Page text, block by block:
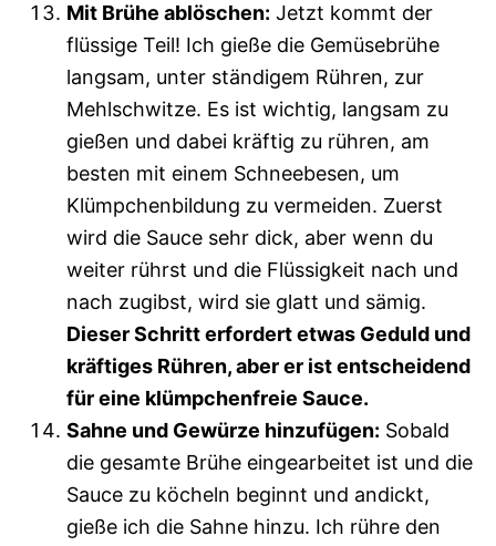
Mit Brühe ablöschen: Jetzt kommt der
flüssige Teil! Ich gieße die Gemüsebrühe
langsam, unter ständigem Rühren, zur
Mehlschwitze. Es ist wichtig, langsam zu
gießen und dabei kräftig zu rühren, am
besten mit einem Schneebesen, um
Klümpchenbildung zu vermeiden. Zuerst
wird die Sauce sehr dick, aber wenn du
weiter rührst und die Flüssigkeit nach und
nach zugibst, wird sie glatt und sämig.
Dieser Schritt erfordert etwas Geduld und
kräftiges Rühren, aber er ist entscheidend
für eine klümpchenfreie Sauce.
Sahne und Gewürze hinzufügen: Sobald
die gesamte Brühe eingearbeitet ist und die
Sauce zu köcheln beginnt und andickt,
gieße ich die Sahne hinzu. Ich rühre den